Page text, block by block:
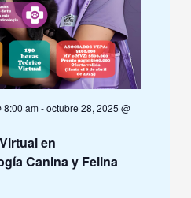
en
Canina y Felina
8:00 am-octubre 28, 2025 @